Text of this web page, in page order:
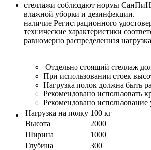
стеллажи соблюдают нормы СанПиН
влажной уборки и дезинфекции.
наличие Регистрационного
технические характеристики
равномерно распределенная
Отдельно стоящий стеллаж
При использовании стоек
Нагрузка полок должна быть
Рекомендовано использовать
Рекомендовано
Нагрузка на полку 100 кг
Высота
2000
Ширина
1000
Глубина
300